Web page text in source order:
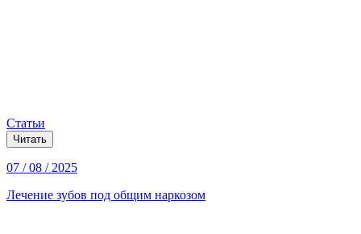
Статьи
Читать
07 / 08 / 2025
Лечение зубов под общим наркозом